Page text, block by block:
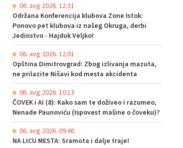
06. avg 2026. 12:31
Održana Konferencija klubova Zone Istok:
Ponovo pet klubova iz našeg Okruga, derbi
Jedinstvo - Hajduk Veljko!
06. avg 2026. 12:01
Opština Dimitrovgrad: Zbog izlivanja mazuta,
ne prilazite Nišavi kod mesta akcidenta
06. avg 2026. 10:13
ČOVEK i AI (8): Kako sam te doživeo i razumeo,
Nenade Paunoviću (Ispovest mašine o čoveku)?
06. avg 2026. 09:46
NA LICU MESTA: Sramota i dalje traje!